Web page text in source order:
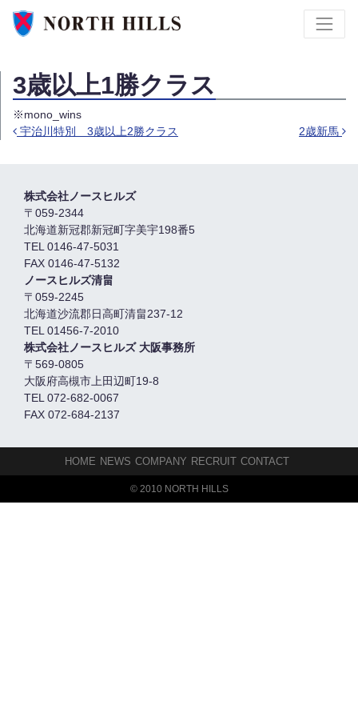
3歳以上1勝クラス
※mono_wins
宇治川特別 3歳以上2勝クラス 2歳新馬
株式会社ノースヒルズ
〒059-2344
北海道新冠郡新冠町字美宇198番5
TEL 0146-47-5031
FAX 0146-47-5132
ノースヒルズ清畠
〒059-2245
北海道沙流郡日高町清畠237-12
TEL 01456-7-2010
株式会社ノースヒルズ 大阪事務所
〒569-0805
大阪府高槻市上田辺町19-8
TEL 072-682-0067
FAX 072-684-2137
HOME NEWS COMPANY RECRUIT CONTACT
© 2010 NORTH HILLS